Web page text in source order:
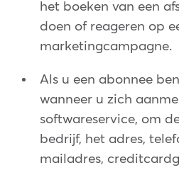
het boeken van een
doen of reageren op
marketingcampagne.
Als u een abonnee
wanneer u zich
softwareservice, om
bedrijf, het adres,
mailadres,